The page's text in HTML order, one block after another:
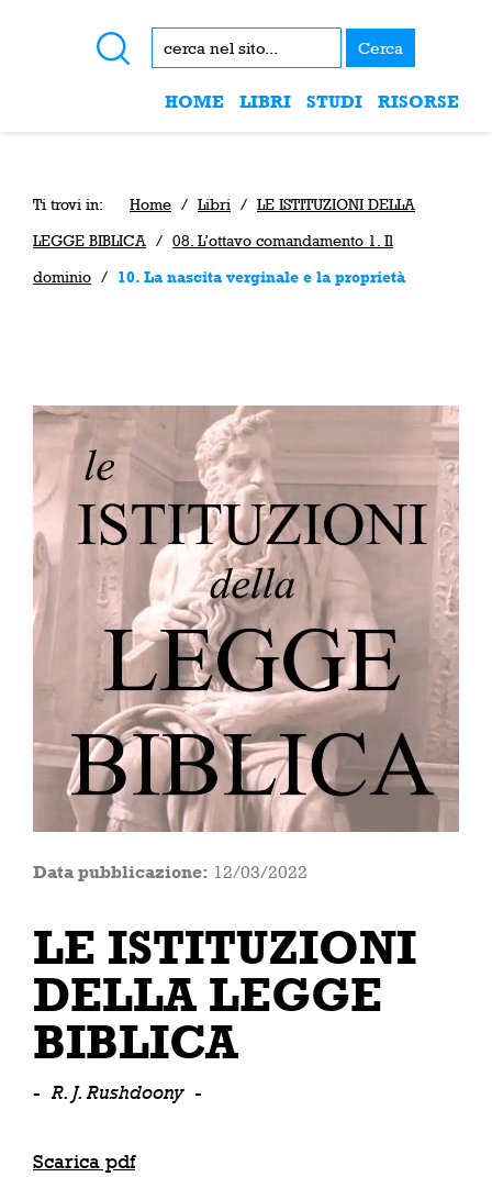
Cerca
HOME LIBRI STUDI RISORSE
Ti trovi in: Home / Libri / LE ISTITUZIONI DELLA
LEGGE BIBLICA / 08. L’ottavo comandamento 1. Il
dominio / 10. La nascita verginale e la proprietà
Data pubblicazione: 12/03/2022
LE ISTITUZIONI
DELLA LEGGE
BIBLICA
- R. J. Rushdoony -
Scarica pdf